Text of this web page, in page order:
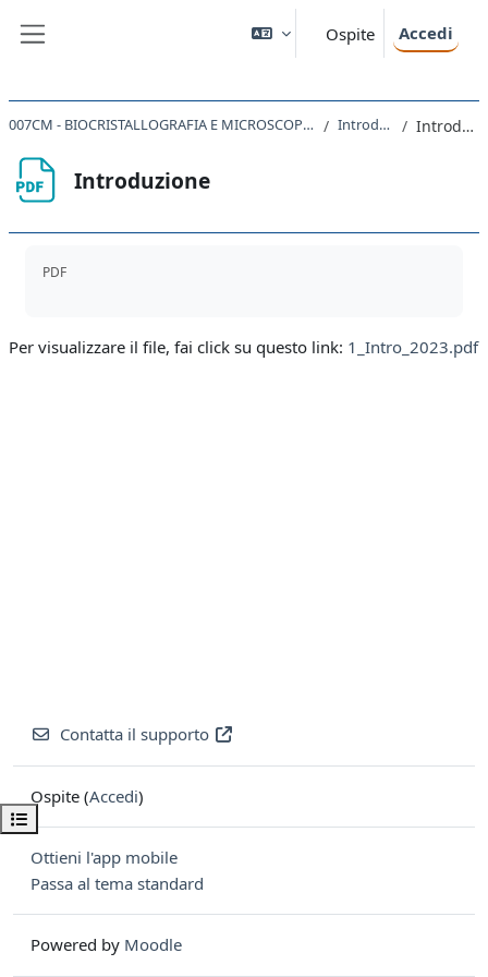
Ospite Accedi
Apri indice del corso
007CM - BIOCRISTALLOGRAFIA E MICROSCOPIA ELETTRONICA 2022 Introduzione Introduzione
Introduzione
PDF
Per visualizzare il file, fai click su questo link: 1_Intro_2023.pdf
Contatta il supporto
Ospite (Accedi)
Ottieni l'app mobile
Passa al tema standard
Powered by Moodle